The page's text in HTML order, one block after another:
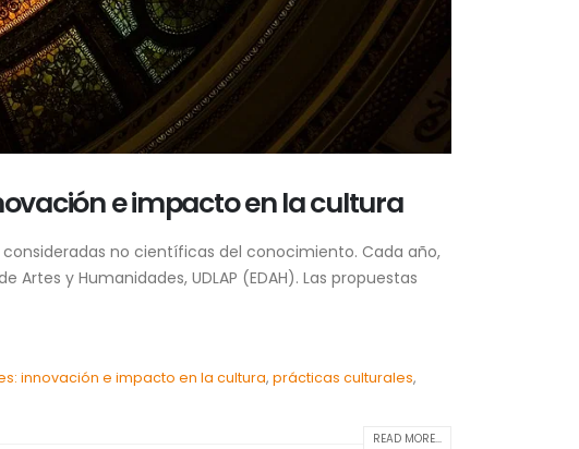
e impacto en la cultura
no científicas del conocimiento. Cada año,
y Humanidades, UDLAP (EDAH). Las propuestas
innovación e impacto en la cultura, prácticas culturales,
READ MORE...